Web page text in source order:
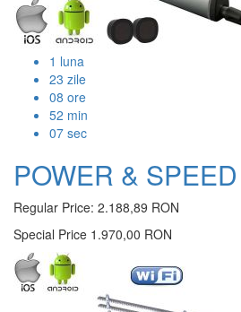
1 luna
23 zile
08 ore
52 min
06 sec
POWER & SPEED
Regular Price: 2.188,89 RON
Special Price 1.970,00 RON